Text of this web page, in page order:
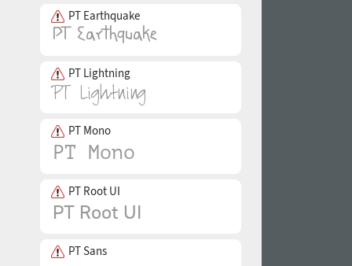
PT Earthquake
PT Lightning
PT Mono
PT Root UI
PT Sans